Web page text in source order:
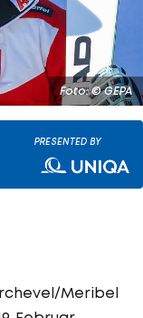
Foto: © GEPA
PRESENTED BY
Meribel